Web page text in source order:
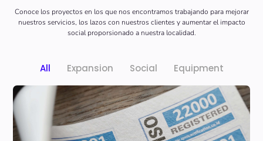
Conoce los proyectos en los que nos encontramos trabajando para mejorar
nuestros servicios, los lazos con nuestros clientes y aumentar el impacto
social proporsionado a nuestra localidad.
All Expansion Social Equipment